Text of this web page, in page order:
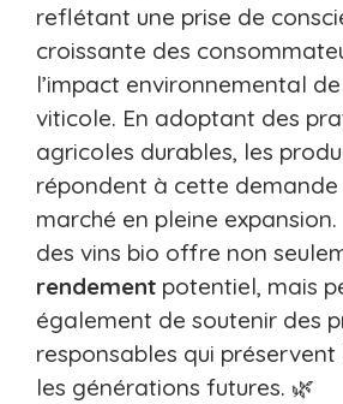
reflétant une prise de
croissante des
l’impact environnemental
viticole. En adoptant des
agricoles durables, les
répondent à cette demande
marché en pleine
des vins bio offre non
rendement potentiel, mais
également de soutenir des
responsables qui préservent
les générations futures. 🌿